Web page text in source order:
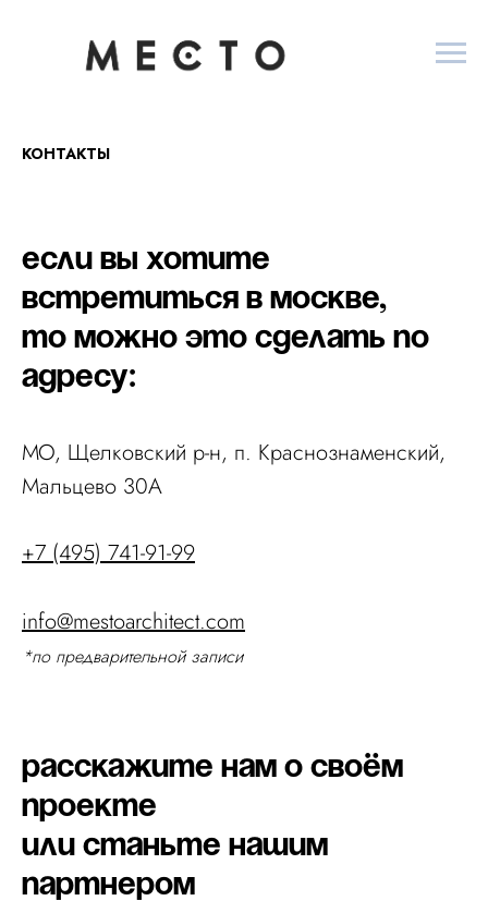
КОНТАКТЫ
Если вы хотите
встретиться в Москве,
то можно это сделать по
адресу:
МО, Щелковский р-н, п. Краснознаменский,
Мальцево 30А
+7 (495) 741-91-99
info@mestoarchitect.com
*по предварительной записи
Расскажите нам о своём
проекте
или станьте нашим
партнером